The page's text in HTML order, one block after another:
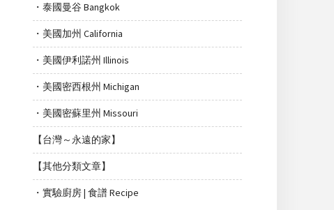
・泰國曼谷 Bangkok
・美國加州 California
・美國伊利諾州 Illinois
・美國密西根州 Michigan
・美國密蘇里州 Missouri
【台灣～永遠的家】
【其他分類文章】
・實驗廚房 | 食譜 Recipe